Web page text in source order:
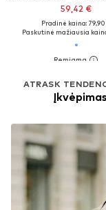
59,42 €
Pradinė kaina:
Paskutinė mažiausia
ATRASK